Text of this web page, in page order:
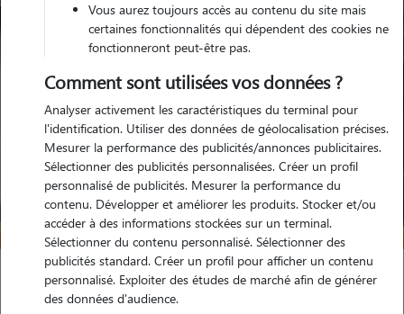
Virginie
MONTLUEL 01120
Vous aurez toujours accès au contenu du site mais
certaines fonctionnalités qui dépendent des cookies ne
fonctionneront peut-être pas.
Comment sont utilisées vos données ?
Analyser activement les caractéristiques du terminal pour
l'identification. Utiliser des données de géolocalisation précises.
Mesurer la performance des publicités/annonces publicitaires.
Sélectionner des publicités personnalisées. Créer un profil
personnalisé de publicités. Mesurer la performance du
contenu. Développer et améliorer les produits. Stocker et/ou
accéder à des informations stockées sur un terminal.
Sélectionner du contenu personnalisé. Sélectionner des
publicités standard. Créer un profil pour afficher un contenu
personnalisé. Exploiter des études de marché afin de générer
des données d'audience.